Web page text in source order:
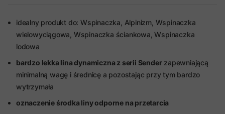
idealny produkt do: Wspinaczka, Alpinizm, Wspinaczka
wielowyciągowa, Wspinaczka ściankowa, Wspinaczka
lodowa
bardzo lekka lina dynamiczna z serii Senderzapewniającą
minimalną wagę i średnicę a pozostając przy tym bardzo
wytrzymała
oznaczenie środka liny odporne na przetarcia